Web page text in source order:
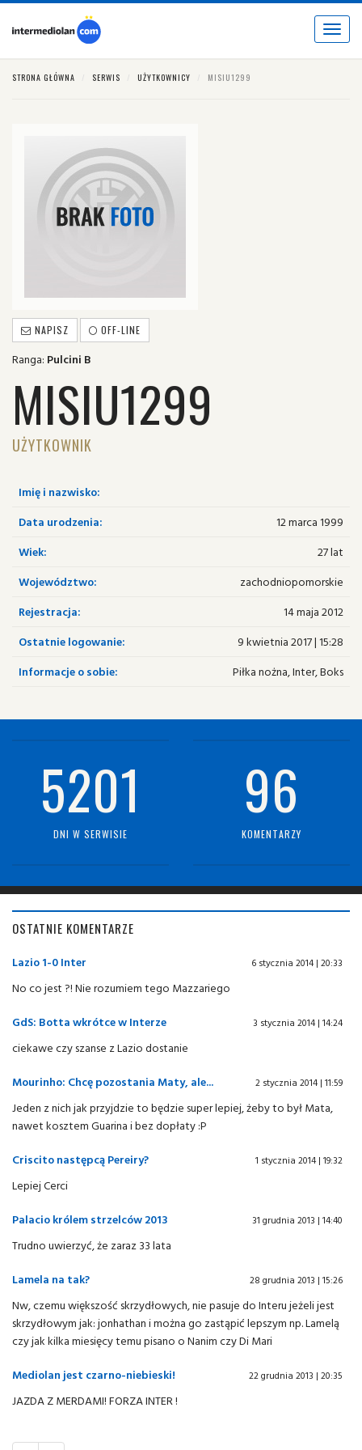
Toggle
STRONA GŁÓWNA SERWIS UŻYTKOWNICY MISIU1299
NAPISZ OFF-LINE
Ranga: Pulcini B
MISIU1299
UŻYTKOWNIK
Imię i nazwisko:
Data urodzenia:
12 marca 1999
Wiek:
27 lat
Województwo:
zachodniopomorskie
Rejestracja:
14 maja 2012
Ostatnie logowanie:
9 kwietnia 2017 | 15:28
Informacje o sobie:
Piłka nożna, Inter, Boks
5201
DNI W SERWISIE
96
KOMENTARZY
OSTATNIE KOMENTARZE
Lazio 1-0 Inter 6 stycznia 2014 | 20:33
No co jest ?! Nie rozumiem tego Mazzariego
GdS: Botta wkrótce w Interze
3 stycznia 2014 | 14:24
ciekawe czy szanse z Lazio dostanie
Mourinho: Chcę pozostania Maty, ale...
2 stycznia 2014 | 11:59
Jeden z nich jak przyjdzie to będzie super lepiej, żeby to był Mata,
nawet kosztem Guarina i bez dopłaty :P
Criscito następcą Pereiry?
1 stycznia 2014 | 19:32
Lepiej Cerci
Palacio królem strzelców 2013
31 grudnia 2013 | 14:40
Trudno uwierzyć, że zaraz 33 lata
Lamela na tak?
28 grudnia 2013 | 15:26
Nw, czemu większość skrzydłowych, nie pasuje do Interu jeżeli jest
skrzydłowym jak: jonhathan i można go zastąpić lepszym np. Lamelą
czy jak kilka miesięcy temu pisano o Nanim czy Di Mari
Mediolan jest czarno-niebieski!
22 grudnia 2013 | 20:35
JAZDA Z MERDAMI! FORZA INTER !